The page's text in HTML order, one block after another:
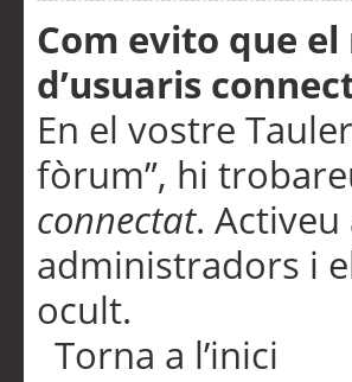
Com evito que
d’usuaris
En el vostre
fòrum”, hi
connectat.
administradors i
ocult.
Torna a l’inici